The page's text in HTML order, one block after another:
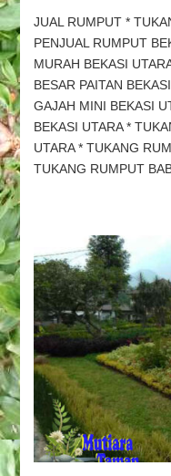
JUAL RUMPUT *
PENJUAL RUMPUT
MURAH BEKASI
BESAR PAITAN
GAJAH MINI BEKASI
BEKASI UTARA *
UTARA * TUKANG
TUKANG RUMPUT